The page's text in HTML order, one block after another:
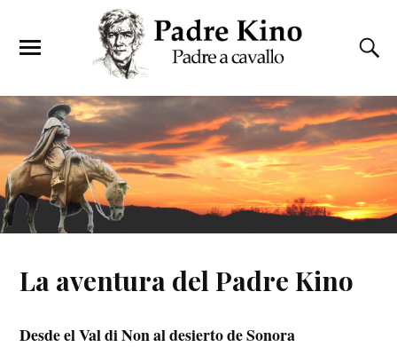
La aventura del Padre Kino
Desde el Val di Non al desierto de Sonora